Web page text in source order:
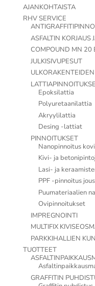
AJANKOHTAISTA
RHV SERVICE
ASFALTIN KORJAUS
COMPOUND MN 20
JULKISIVUPESUT
Epoksilattia
Polyuretaanilattia
Akryylilattia
Desing -lattiat
PINNOITUKSET
Nanopinnoitus
Kivi- ja
Lasi- ja
PPF -pinnoitus
Puumateriaalien
Ovipinnoitukset
IMPREGNOINTI
MULTIFIX
PARKKIHALLIEN
TUOTTEET
GRAFFITIN